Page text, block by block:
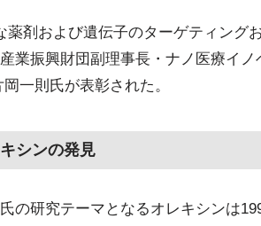
剤および遺伝子のターゲティング
業振興財団副理事長・ナノ医療イノ
一則氏が表彰された。
シンの発見
の研究テーマとなるオレキシンは